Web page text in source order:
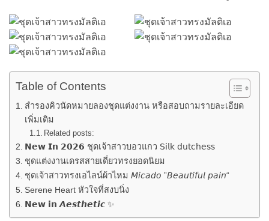
Table of Contents
สำรองคิวนัดหมายลองชุดแต่งงาน หรือสอบถามรายละเอียด
เพิ่มเติม
Related posts:
𝗡𝗲𝘄 𝗜𝗻 𝟮𝟬𝟮𝟲 ชุดเจ้าสาวบอวแกว 𝖲𝗂𝗅𝗄 𝖽𝗎𝗍𝖼𝗁𝖾𝗌𝗌
ชุดแต่งงานเดรสสายเดี่ยวทรงยอดนิยม
ชุดเจ้าสาวทรงเอไลน์ผ้าไหม 𝘔𝘪𝘤𝘢𝘥𝘰 ”𝘉𝘦𝘢𝘶𝘵𝘪𝘧𝘶𝘭 𝘱𝘢𝘪𝘯“
Serene Heart หัวใจที่สงบนิ่ง
𝗡𝗲𝘄 𝗶𝗻 𝘼𝙚𝙨𝙩𝙝𝙚𝙩𝙞𝙘 ✨